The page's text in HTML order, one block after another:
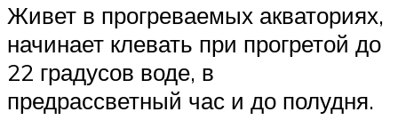
Живет в прогреваемых акваториях,
начинает клевать при прогретой до
22 градусов воде, в
предрассветный час и до полудня.